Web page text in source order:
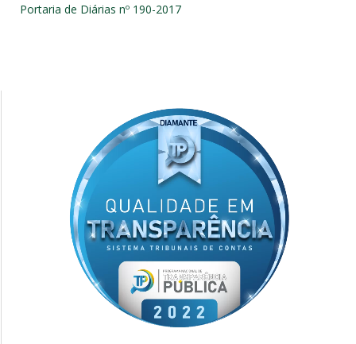
Portaria de Diárias nº 190-2017